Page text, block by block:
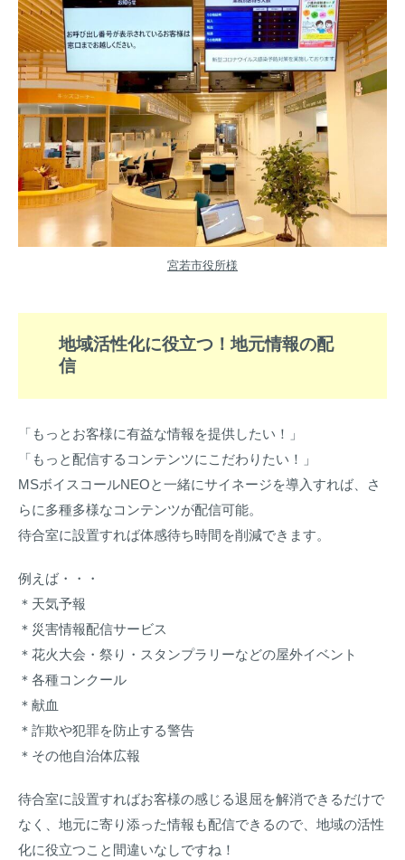
宮若市役所様
地域活性化に役立つ！地元情報の配
信
「もっとお客様に有益な情報を提供したい！」
「もっと配信するコンテンツにこだわりたい！」
MSボイスコールNEOと一緒にサイネージを導入すれば、さ
らに多種多様なコンテンツが配信可能。
待合室に設置すれば体感待ち時間を削減できます。
例えば・・・
＊天気予報
＊災害情報配信サービス
＊花火大会・祭り・スタンプラリーなどの屋外イベント
＊各種コンクール
＊献血
＊詐欺や犯罪を防止する警告
＊その他自治体広報
待合室に設置すればお客様の感じる退屈を解消できるだけで
なく、地元に寄り添った情報も配信できるので、地域の活性
化に役立つこと間違いなしですね！